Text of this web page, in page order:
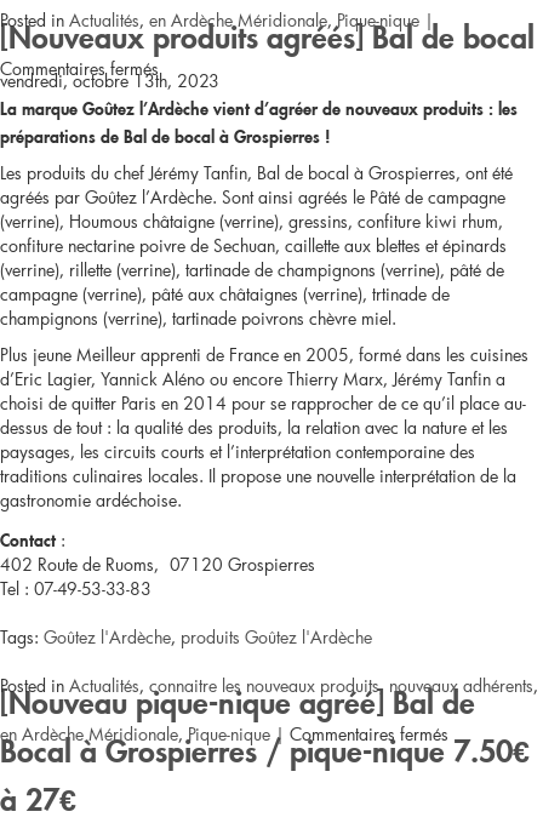
Posted in Actualités, en Ardèche Méridionale,Pique-nique |
Commentaires ferméssur
[Nouveau
pique-
nique
agréé]
Moulin
de
Charrier
à
Labastide-
sur-
/
de
10€
[Nouveaux produits agréés] Bal de bocal
vendredi, octobre 13th, 2023
La marque Goûtez l’Ardèche vient d’agréer de nouveaux produits : les
préparations de Bal de bocal à Grospierres !
Les produits du chef Jérémy Tanfin, Bal de bocal à Grospierres, ont été
agréés par Goûtez l’Ardèche. Sont ainsi agréés le Pâté de campagne
(verrine), Houmous châtaigne (verrine), gressins, confiture kiwi rhum,
confiture nectarine poivre de Sechuan, caillette aux blettes et épinards
(verrine), rillette (verrine), tartinade de champignons (verrine), pâté de
campagne (verrine), pâté aux châtaignes (verrine), trtinade de
champignons (verrine), tartinade poivrons chèvre miel.
Plus jeune Meilleur apprenti de France en 2005, formé dans les cuisines
d’Eric Lagier, Yannick Aléno ou encore Thierry Marx, Jérémy Tanfin a
choisi de quitter Paris en 2014 pour se rapprocher de ce qu’il place au-
dessus de tout : la qualité des produits, la relation avec la nature et les
paysages, les circuits courts et l’interprétation contemporaine des
traditions culinaires locales. Il propose une nouvelle interprétation de la
gastronomie ardéchoise.
Contact
:
402 Route de Ruoms, 07120 Grospierres
Tel : 07-49-53-33-83
Tags: Goûtez l'Ardèche, produits Goûtez l'Ardèche
Posted in Actualités, connaitre les nouveaux produits, nouveaux adhérents,
en Ardèche Méridionale,Pique-nique | Commentaires fermés
[Nouveau pique-nique agréé] Bal de
Bocal à Grospierres / pique-nique 7.50€
à 27€